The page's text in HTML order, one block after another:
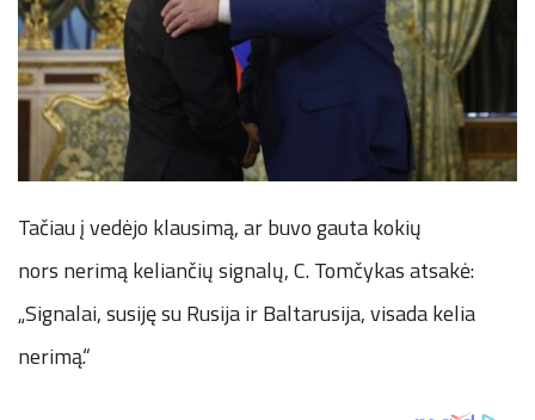
Tačiau į vedėjo klausimą, ar buvo gauta kokių
nors nerimą keliančių signalų, C. Tomčykas atsakė:
„Signalai, susiję su Rusija ir Baltarusija, visada kelia
nerimą.“